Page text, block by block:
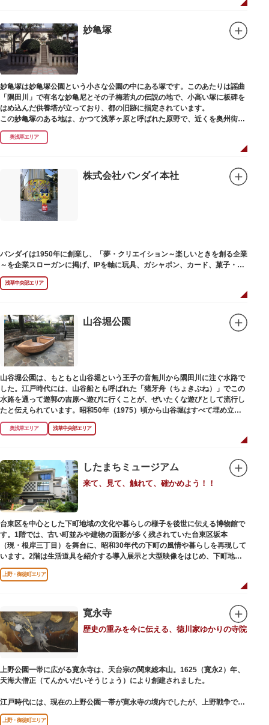
妙亀塚
妙亀塚は妙亀塚公園という小さな公園の中にある塚です。このあたりは謡曲
「隅田川」で有名な妙亀尼とその子梅若丸の伝説の地で、小高い塚に板碑を
はめ込んだ供養塔が立っており、都の旧跡に指定されています。
この妙亀塚のある地は、かつて浅茅ヶ原と呼ばれた原野で、近くを奥州街道
が通じていました。妙亀塚は「梅若伝説」にちなんだ名称です。「梅若伝
説」とは平安時代、吉田少将惟房の子・梅若が、信夫藤太という人買いにさ
らわれ、都から奥州へつれて行かれる途中、重い病にかかりこの地に捨てら
田川岸で里人から梅若の死を知らされ、髪をおろして妙亀尼と称し庵を結ん
だ、という説話です。謡曲『隅田川』はこの伝説をもとにしています。
塚の上には板碑が祀られています。この板碑には「弘安十一年戊子五月二十
二日孝子敬白」と刻まれており、区内でも古いものです。しかし妙亀塚と板
碑との関係は、明らかではありません。
奥浅草エリア
株式会社バンダイ本社
バンダイは1950年に創業し、「夢・クリエイション～楽しいときを創る企業
～を企業スローガンに掲げ、IPを軸に玩具、ガシャポン、カード、菓子・食
品・食玩、アパレル、日用雑貨など、お客さまの身近で楽しんでいただける
エンターテインメントをお届けしています。
浅草中央部エリア
山谷堀公園
山谷堀公園は、もともと山谷堀という王子の音無川から隅田川に注ぐ水路で
した。江戸時代には、山谷船とも呼ばれた「猪牙舟（ちょきぶね）」でこの
水路を通って遊郭の吉原へ遊びに行くことが、ぜいたくな遊びとして流行し
たと伝えられています。昭和50年（1975）頃から山谷堀はすべて埋め立て
られて暗渠となり、細長い公園として生まれ変わりました。山谷堀公園に
は、猪牙舟についての説明板も設置されています。
奥浅草エリア 浅草中央部エリア
したまちミュージアム
来て、見て、触れて、確かめよう！！
台東区を中心とした下町地域の文化や暮らしの様子を後世に伝える博物館で
す。1階では、古い町並みや建物の面影が多く残されていた台東区坂本
（現・根岸三丁目）を舞台に、昭和30年代の下町の風情や暮らしを再現して
います。2階は生活道具を紹介する導入展示と大型映像をはじめ、下町地域
の歴史や出来事をたどることのできる資料を展示しています。また3階には
企画展示室と、道具や玩具を体験し、調べることができるしたまち情報コー
上野・御徒町エリア
寛永寺
歴史の重みを今に伝える、徳川家ゆかりの寺院
上野公園一帯に広がる寛永寺は、天台宗の関東総本山。1625（寛永2）年、
天海大僧正（てんかいだいそうじょう）により創建されました。
江戸時代には、現在の上野公園一帯が寛永寺の境内でしたが、上野戦争でそ
の多くを焼失。現在は根本中堂をはじめ開山堂（両大師）、不忍池辯天堂、
上野・御徒町エリア